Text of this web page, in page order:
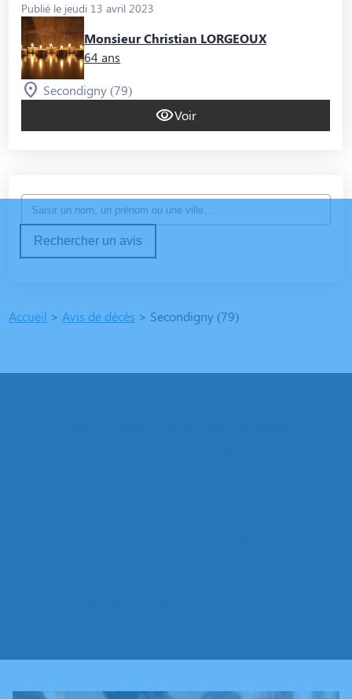
Publié le jeudi 13 avril 2023
Monsieur Christian LORGEOUX
64 ans
Secondigny (79)
Voir
Rechercher un avis
Accueil > Avis de décès > Secondigny (79)